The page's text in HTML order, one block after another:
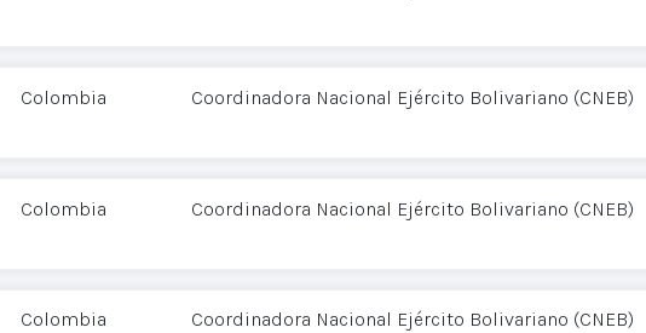
Colombia Coordinadora Nacional Ejército Bolivariano (CNEB)
Colombia Coordinadora Nacional Ejército Bolivariano (CNEB)
Colombia Coordinadora Nacional Ejército Bolivariano (CNEB)